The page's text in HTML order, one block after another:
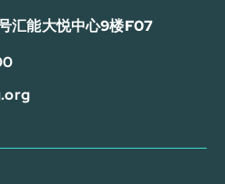
汇能大悦中心9楼F07